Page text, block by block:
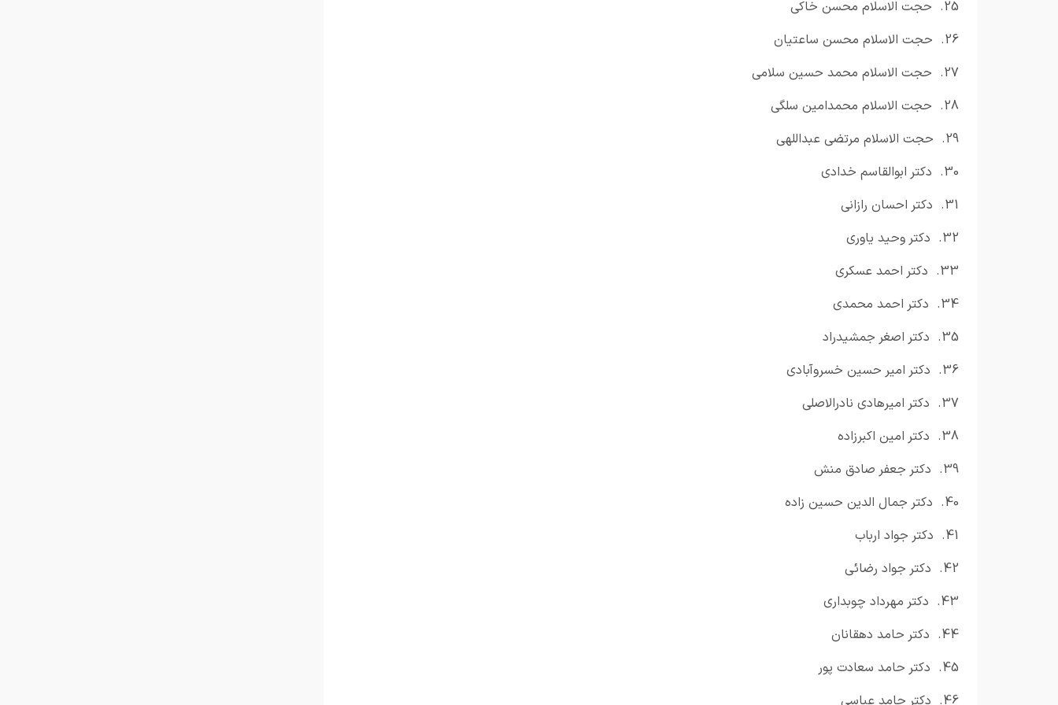
25.
حجت الاسلام محسن خاکی
26.
حجت الاسلام محسن ساعتیان
27.
حجت الاسلام محمد حسین سلامی
28.
حجت الاسلام محمدامین سلگی
29.
حجت الاسلام مرتضی عبداللهی
30.
دکتر ابوالقاسم خدادی
31.
دکتر احسان رازانی
32.
دکتر وحید یاوری
33.
دکتر احمد عسکری
34.
دکتر احمد محمدی
35.
دکتر اصغر جمشیدراد
36.
دکتر امیر حسین خسروآبادی
37.
دکتر امیرهادی نادرالاصلی
38.
دکتر امین اکبرزاده
39.
دکتر جعفر صادق منش
40.
دکتر جمال الدین حسین زاده
41.
دکتر جواد ارباب
42.
دکتر جواد رضائی
43.
دکتر مهرداد چوبداری
44.
دکتر حامد دهقانان
45.
دکتر حامد سعادت پور
46.
دکتر حامد عباسی